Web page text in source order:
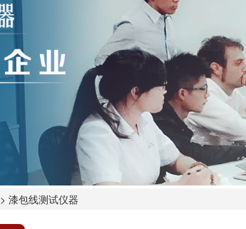
> 漆包线测试仪器